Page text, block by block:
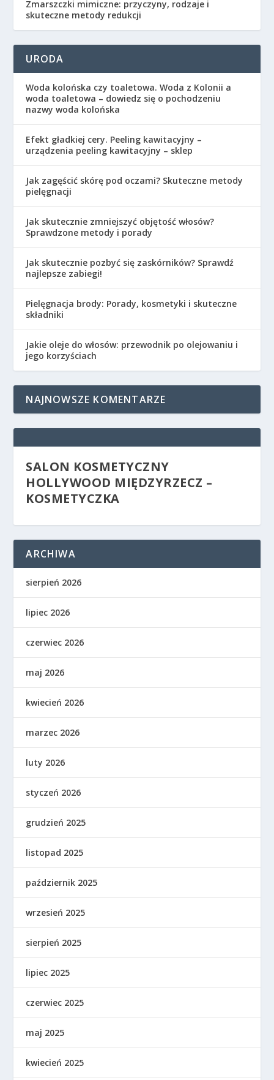
Zmarszczki mimiczne: przyczyny, rodzaje i
skuteczne metody redukcji
URODA
Woda kolońska czy toaletowa. Woda z Kolonii a
woda toaletowa – dowiedz się o pochodzeniu
nazwy woda kolońska
Efekt gładkiej cery. Peeling kawitacyjny –
urządzenia peeling kawitacyjny – sklep
Jak zagęścić skórę pod oczami? Skuteczne metody
pielęgnacji
Jak skutecznie zmniejszyć objętość włosów?
Sprawdzone metody i porady
Jak skutecznie pozbyć się zaskórników? Sprawdź
najlepsze zabiegi!
Pielęgnacja brody: Porady, kosmetyki i skuteczne
składniki
Jakie oleje do włosów: przewodnik po olejowaniu i
jego korzyściach
NAJNOWSZE KOMENTARZE
SALON KOSMETYCZNY
HOLLYWOOD MIĘDZYRZECZ –
KOSMETYCZKA
ARCHIWA
sierpień 2026
lipiec 2026
czerwiec 2026
maj 2026
kwiecień 2026
marzec 2026
luty 2026
styczeń 2026
grudzień 2025
listopad 2025
październik 2025
wrzesień 2025
sierpień 2025
lipiec 2025
czerwiec 2025
maj 2025
kwiecień 2025